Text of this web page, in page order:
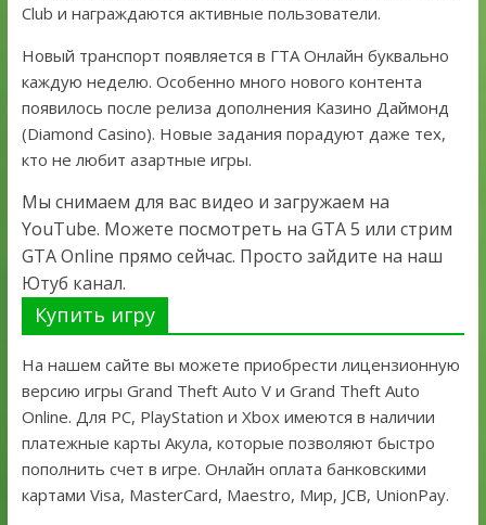
Club и награждаются активные пользователи.
Новый транспорт появляется в ГТА Онлайн буквально
каждую неделю. Особенно много нового контента
появилось после релиза дополнения Казино Даймонд
(Diamond Casino). Новые задания порадуют даже тех,
кто не любит азартные игры.
Мы снимаем для вас видео и загружаем на
YouTube. Можете посмотреть на GTA 5 или стрим
GTA Online прямо сейчас. Просто зайдите на наш
Ютуб канал.
Купить игру
На нашем сайте вы можете приобрести лицензионную
версию игры Grand Theft Auto V и Grand Theft Auto
Online. Для PC, PlayStation и Xbox имеются в наличии
платежные карты Акула, которые позволяют быстро
пополнить счет в игре. Онлайн оплата банковскими
картами Visa, MasterCard, Maestro, Мир, JCB, UnionPay.